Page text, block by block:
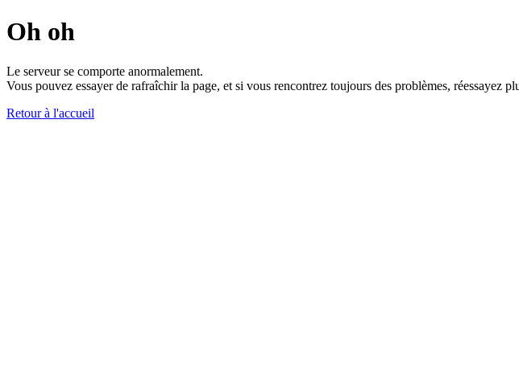
Oh oh
Le serveur se comporte anormalement.
Vous pouvez essayer de rafraîchir la page, et si vous rencontrez toujours des problèmes, réessayez
Retour à l'accueil